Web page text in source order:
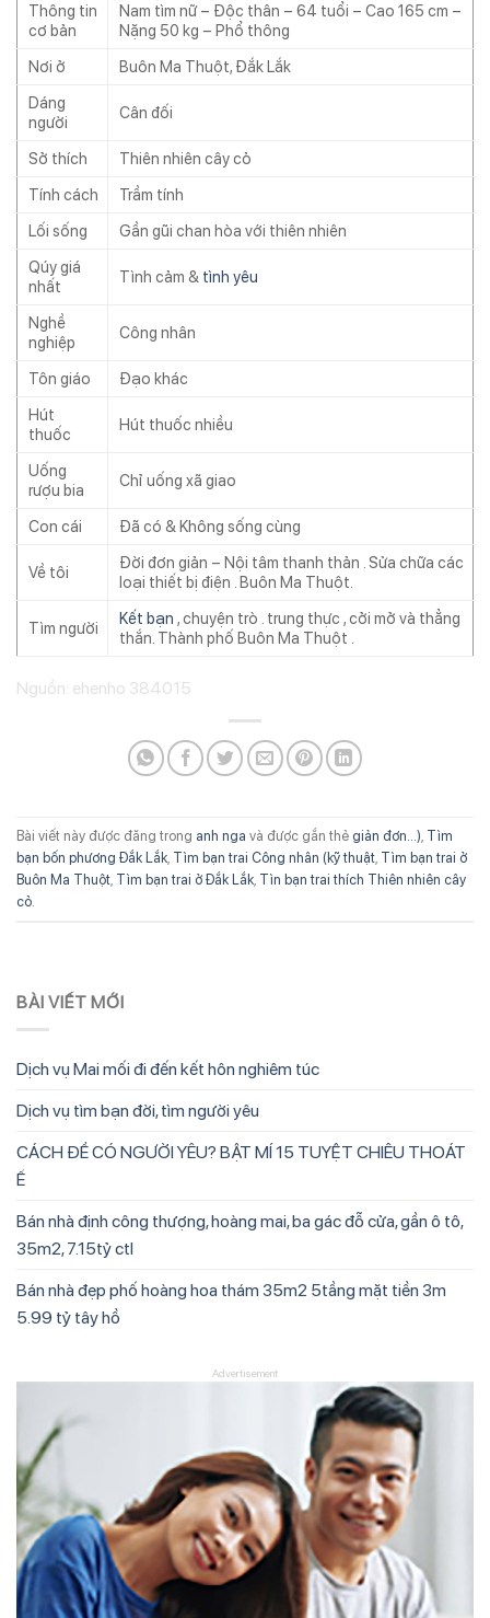
Thông tin
cơ bản
Nam tìm nữ – Độc thân – 64 tuổi – Cao 165 cm –
Nặng 50 kg – Phổ thông
Nơi ở
Buôn Ma Thuột, Đắk Lắk
Dáng
người
Cân đối
Sở thích
Thiên nhiên cây cỏ
Tính cách
Trầm tính
Lối sống
Gần gũi chan hòa với thiên nhiên
Qúy giá
nhất
Tình cảm & tình yêu
Nghề
nghiệp
Công nhân
Tôn giáo
Đạo khác
Hút
thuốc
Hút thuốc nhiều
Uống
rượu bia
Chỉ uống xã giao
Con cái Đã có & Không sống cùng
Về tôi
Đời đơn giản – Nội tâm thanh thản . Sửa chữa các
loại thiết bị điện . Buôn Ma Thuột.
Tìm người
Kết bạn , chuyện trò . trung thực , cởi mở và thẳng
thắn. Thành phố Buôn Ma Thuột .
Nguồn: ehenho 384015
Bài viết này được đăng trong anh nga và được gắn thẻ giản đơn...) Tìm
bạn bốn phương Đắk Lắk Tìm bạn trai Công nhân (kỹ thuật Tìm bạn trai ở
Buôn Ma Thuột Tìm bạn trai ở Đắk Lắk Tìn bạn trai thích Thiên nhiên cây
cỏ
BÀI VIẾT MỚI
Dịch vụ Mai mối đi đến kết hôn nghiêm túc
Dịch vụ tìm bạn đời, tìm người yêu
CÁCH ĐỂ CÓ NGƯỜI YÊU? BẬT MÍ 15 TUYỆT CHIÊU THOÁT
Ế
Bán nhà định công thượng, hoàng mai, ba gác đỗ cửa, gần ô tô,
35m2, 7.15tỷ ctl
Bán nhà đẹp phố hoàng hoa thám 35m2 5tầng mặt tiền 3m
5.99 tỷ tây hồ
Advertisement